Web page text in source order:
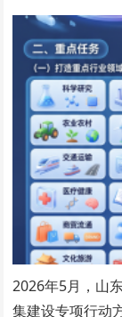
2026年5月，山
集建设专项行动